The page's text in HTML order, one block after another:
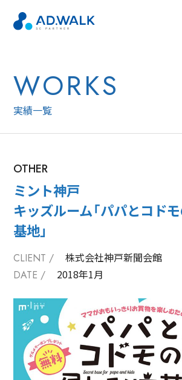
WORKS
実績一覧
OTHER
ミント神戸
キッズルーム「パパとコド
基地」
CLIENT / 株式会社神戸新聞会館
DATE / 2018年1月